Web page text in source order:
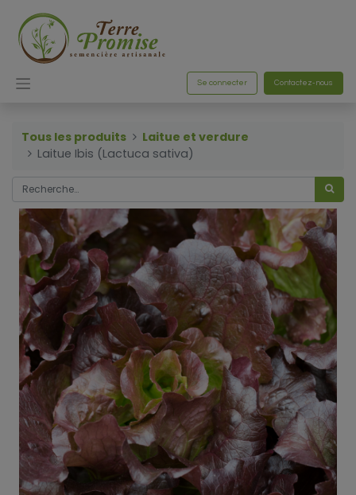
Se connecter Contactez-nous
Tous les produits
Laitue et verdure
Laitue Ibis (Lactuca sativa)